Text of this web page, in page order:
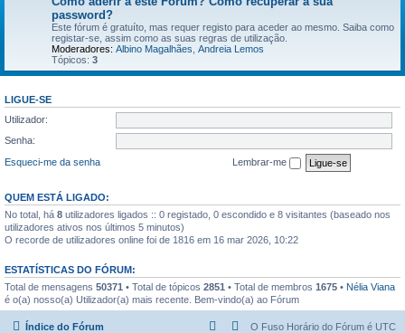
a
password?
Este fórum é gratuíto, mas requer registo para aceder ao mesmo. Saiba como
registar-se, assim como as suas regras de utilização.
Moderadores: Albino Magalhães Andreia Lemos
Tópicos: 3
LIGUE-SE
Utilizador:
Senha:
Esqueci-me da senha
Lembrar-me
QUEM ESTÁ LIGADO:
No total, há 8 utilizadores ligados :: 0 registado, 0 escondido e 8 visitantes (baseado nos
utilizadores ativos nos últimos 5 minutos)
O recorde de utilizadores online foi de 1816 em 16 mar 2026, 10:22
ESTATÍSTICAS DO FÓRUM:
Total de mensagens 50371 • Total de tópicos 2851 • Total de membros 1675 • Nélia Viana
é o(a) nosso(a) Utilizador(a) mais recente. Bem-vindo(a) ao Fórum
Índice do Fórum O Fuso Horário do Fórum é UTC